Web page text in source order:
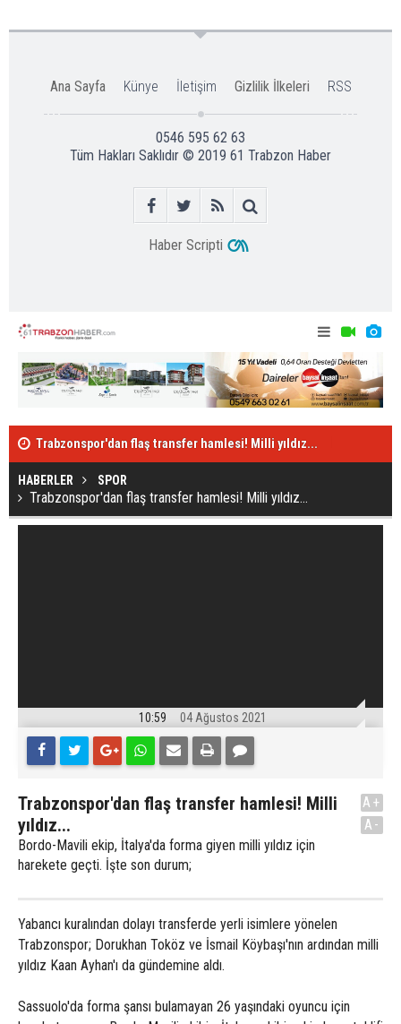
Ana Sayfa Künye İletişim Gizlilik İlkeleri RSS
0546 595 62 63
Tüm Hakları Saklıdır © 2019 61 Trabzon Haber
Haber Scripti
Trabzonspor'dan flaş transfer hamlesi! Milli yıldız...
HABERLER SPOR
Trabzonspor'dan flaş transfer hamlesi! Milli yıldız...
10:59 04 Ağustos 2021
Trabzonspor'dan flaş transfer hamlesi! Milli
yıldız...
Bordo-Mavili ekip, İtalya'da forma giyen milli yıldız için
harekete geçti. İşte son durum;
A+
A-
Yabancı kuralından dolayı transferde yerli isimlere yönelen
Trabzonspor; Dorukhan Toköz ve İsmail Köybaşı'nın ardından milli
yıldız Kaan Ayhan'ı da gündemine aldı.
Sassuolo'da forma şansı bulamayan 26 yaşındaki oyuncu için